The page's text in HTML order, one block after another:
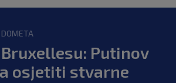
DOMETA
Putinov
osjetiti stvarne